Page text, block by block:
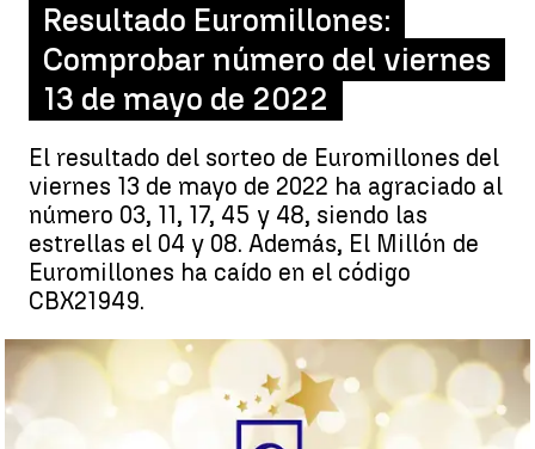
Resultado Euromillones:
Comprobar número del viernes
13 de mayo de 2022
El resultado del sorteo de Euromillones del
viernes 13 de mayo de 2022 ha agraciado al
número 03, 11, 17, 45 y 48, siendo las
estrellas el 04 y 08. Además, El Millón de
Euromillones ha caído en el código
CBX21949.